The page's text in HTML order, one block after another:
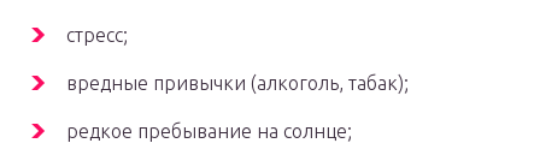
стресс;
вредные привычки (алкоголь, табак);
редкое пребывание на солнце;